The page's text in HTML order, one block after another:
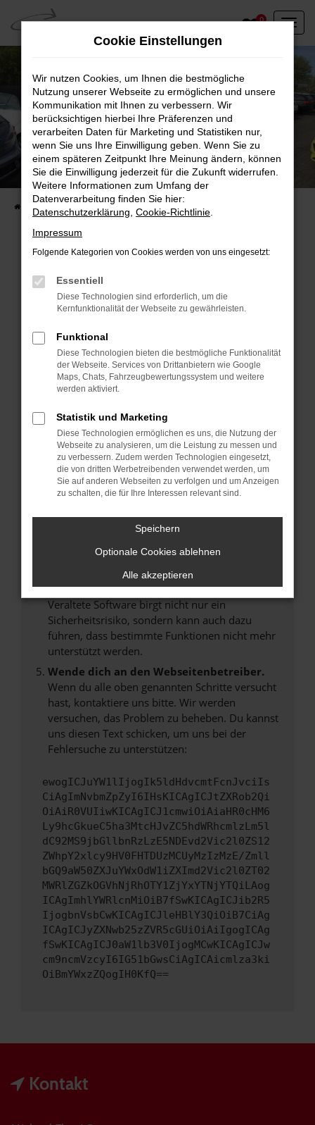
Zum
Hauptinhalt
springen
0
Unser Fahrzeugbestand vor Ort
Entdecken Sie unsere sofort verfügbaren
Fahrzeugangebote
Fehler: Network Error
Beim Laden ist ein Fehler aufgetreten.
Hier sind ein paar Tipps, die dir helfen können:
Überprüfe deine Firewall und deine
Internetverbindung.
Laden andere Webseiten, zum Beispiel deine
Suchmaschine?
Manche Erweiterungen, wie Werbeblocker,
können das Laden bestimmter Seiten
verhindern. Funktioniert die Seite in einem
anderen Browser oder in einem privaten
Fenster?
Das kann manchmal helfen, vorübergehende
Probleme zu beheben.
Stelle sicher, dass dein Browser und dein
Betriebssystem auf dem neuesten Stand
sind.
Veraltete Software birgt nicht nur ein
Sicherheitsrisiko, sondern kann auch dazu
führen, dass bestimmte Funktionen nicht mehr
unterstützt werden.
Wende dich an den Webseitenbetreiber.
Wenn du alle oben genannten Schritte versucht
hast, kontaktiere uns bitte. Wir werden
versuchen, das Problem zu beheben. Du kannst
uns diesen Text schicken, um uns bei der
Fehlersuche zu unterstützen:
ewogICJuYW1lIjogIk5ldHdvcmtFcnJvciIs
CiAgImNvbmZpZyI6IHsKICAgICJtZXRob2Qi
OiAiR0VUIiwKICAgICJ1cmwiOiAiaHR0cHM6
Ly9hcGkueC5ha3MtcHJvZC5hdWRhcmlzLm5l
dC92MS9jbGllbnRzLzE5NDEvd2Vic2l0ZS12
ZWhpY2xlcy9HV0FHTDUzMCUyMzIzMzE/Zmll
bGQ9aW50ZXJuYWxOdW1iZXImd2Vic2l0ZT02
MWRlZGZkOGVhNjRhOTY1ZjYxYTNjYTQiLAog
ICAgImhlYWRlcnMiOiB7fSwKICAgICJib2R5
IjogbnVsbCwKICAgICJleHBlY3QiOiB7CiAg
ICAgICJyZXNwb25zZVR5cGUiOiAiIgogICAg
fSwKICAgICJ0aW1lb3V0IjogMCwKICAgICJw
cm9ncmVzcyI6IG51bGwsCiAgICAicmlza3ki
OiBmYWxzZQogIH0KfQ==
Kontakt
Cookie Einstellungen
Wir nutzen Cookies, um Ihnen die bestmögliche
Nutzung unserer Webseite zu ermöglichen und unsere
Kommunikation mit Ihnen zu verbessern. Wir
berücksichtigen hierbei Ihre Präferenzen und
verarbeiten Daten für Marketing und Statistiken nur,
wenn Sie uns Ihre Einwilligung geben. Wenn Sie zu
einem späteren Zeitpunkt Ihre Meinung ändern, können
Sie die Einwilligung jederzeit für die Zukunft widerrufen.
Weitere Informationen zum Umfang der
Datenverarbeitung finden Sie hier:
Datenschutzerklärung Cookie-Richtlinie
Impressum
Folgende Kategorien von Cookies werden von uns eingesetzt:
Essentiell
Diese Technologien sind erforderlich, um die
Kernfunktionalität der Webseite zu gewährleisten.
Funktional
Diese Technologien bieten die bestmögliche Funktionalität
der Webseite. Services von Drittanbietern wie Google
Maps, Chats, Fahrzeugbewertungssystem und weitere
werden aktiviert.
Statistik und Marketing
Diese Technologien ermöglichen es uns, die Nutzung der
Webseite zu analysieren, um die Leistung zu messen und
zu verbessern. Zudem werden Technologien eingesetzt,
die von dritten Werbetreibenden verwendet werden, um
Sie auf anderen Webseiten zu verfolgen und um Anzeigen
zu schalten, die für Ihre Interessen relevant sind.
Speichern
Optionale Cookies ablehnen
Alle akzeptieren